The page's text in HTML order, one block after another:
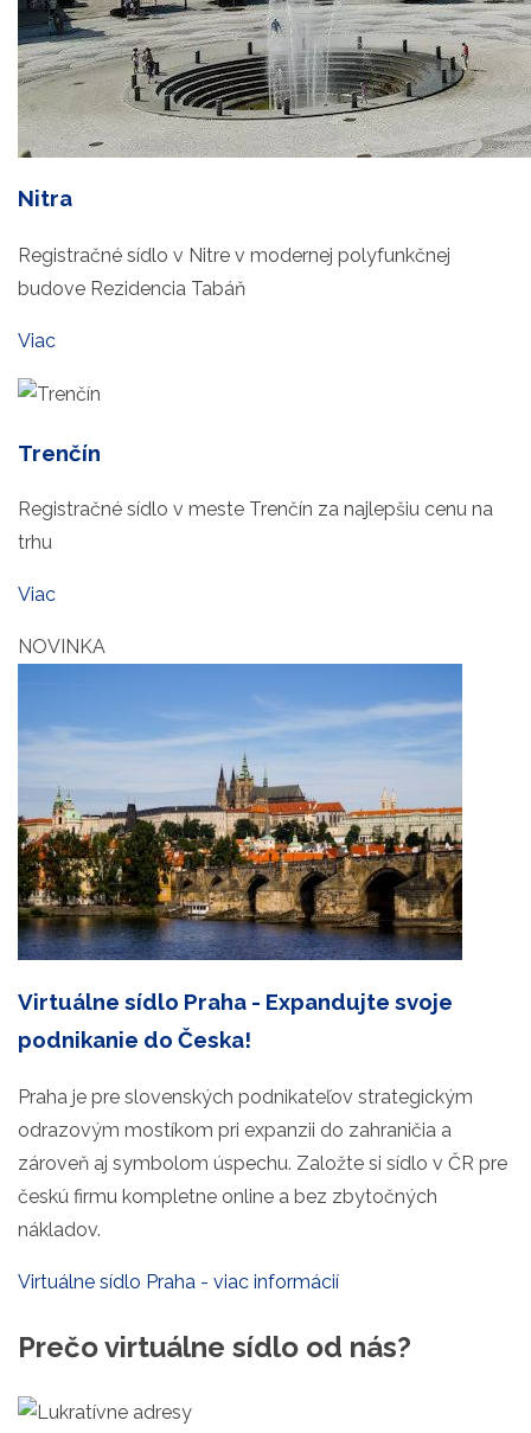
Nitra
Registračné sídlo v Nitre v modernej polyfunkčnej
budove Rezidencia Tabáň
Viac
Trenčín
Registračné sídlo v meste Trenčín za najlepšiu cenu na
trhu
Viac
NOVINKA
Virtuálne sídlo Praha - Expandujte svoje
podnikanie do Česka!
Praha je pre slovenských podnikateľov strategickým
odrazovým mostíkom pri expanzii do zahraničia a
zároveň aj symbolom úspechu. Založte si sídlo v ČR pre
českú firmu kompletne online a bez zbytočných
nákladov.
Virtuálne sídlo Praha - viac informácií
Prečo virtuálne sídlo od nás?